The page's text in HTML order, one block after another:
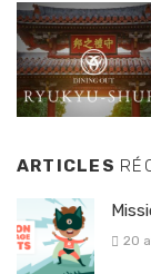
ARTICLES
20